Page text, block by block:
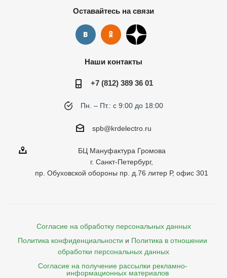
Оставайтесь на связи
Наши контакты
+7 (812) 389 36 01
Пн. – Пт.: с 9:00 до 18:00
spb@krdelectro.ru
БЦ Мануфактура Громова
г. Санкт-Петербург,
пр. Обуховской обороны пр. д.76 литер Р, офис 301
Согласие на обработку персональных данных
Политика конфиденциальности и Политика в отношении
обработки персональных данных
Согласие на получение рассылки рекламно-
    информационных материалов